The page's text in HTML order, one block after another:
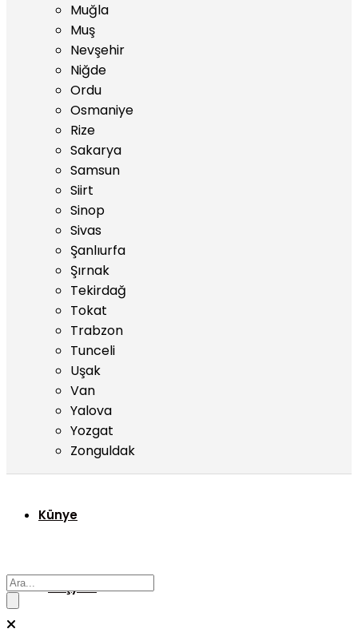
Muğla
Muş
Nevşehir
Niğde
Ordu
Osmaniye
Rize
Sakarya
Samsun
Siirt
Sinop
Sivas
Şanlıurfa
Şırnak
Tekirdağ
Tokat
Trabzon
Tunceli
Uşak
Van
Yalova
Yozgat
Zonguldak
Künye
Başyazı